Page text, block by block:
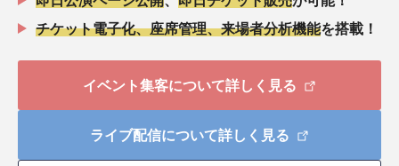
チケット電子化、座席管理、来場者分析機能を搭載！
イベント集客について詳しく見る
ライブ配信について詳しく見る